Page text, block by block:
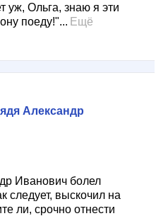
уж, Ольга, знаю я эти
поеду!"... Ещё
Александр
Иванович болел
следует, выскочил на
ли, срочно отнести